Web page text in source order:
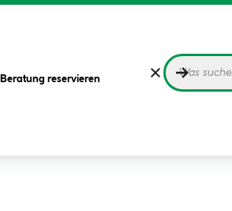
Beratung reservieren